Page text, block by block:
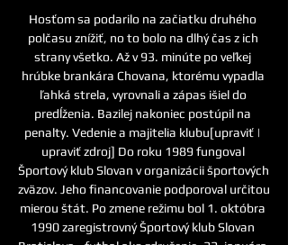
Hosťom sa podarilo na začiatku druhého
polčasu znížiť, no to bolo na dlhý čas z ich
strany všetko. Až v 93. minúte po veľkej
hrúbke brankára Chovana, ktorému vypadla
ľahká strela, vyrovnali a zápas išiel do
predĺženia. Bazilej nakoniec postúpil na
penalty. Vedenie a majitelia klubu[upraviť |
upraviť zdroj] Do roku 1989 fungoval
Športový klub Slovan v organizácii športových
zväzov. Jeho financovanie podporoval určitou
mierou štát. Po zmene režimu bol 1. októbra
1990 zaregistrovný Športový klub Slovan